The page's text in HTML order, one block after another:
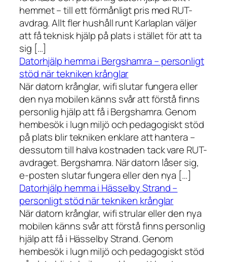
hemmet – till ett förmånligt pris med RUT-
avdrag. Allt fler hushåll runt Karlaplan väljer
att få teknisk hjälp på plats i stället för att ta
sig […]
Datorhjälp hemma i Bergshamra – personligt
stöd när tekniken krånglar
När datorn krånglar, wifi slutar fungera eller
den nya mobilen känns svår att förstå finns
personlig hjälp att få i Bergshamra. Genom
hembesök i lugn miljö och pedagogiskt stöd
på plats blir tekniken enklare att hantera –
dessutom till halva kostnaden tack vare RUT-
avdraget. Bergshamra. När datorn låser sig,
e-posten slutar fungera eller den nya […]
Datorhjälp hemma i Hässelby Strand –
personligt stöd när tekniken krånglar
När datorn krånglar, wifi strular eller den nya
mobilen känns svår att förstå finns personlig
hjälp att få i Hässelby Strand. Genom
hembesök i lugn miljö och pedagogiskt stöd